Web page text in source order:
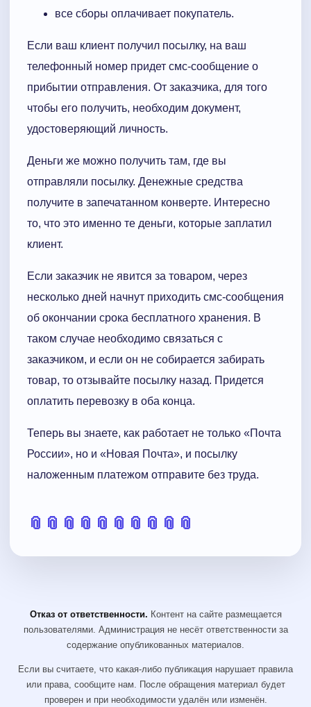
все сборы оплачивает покупатель.
Если ваш клиент получил посылку, на ваш
телефонный номер придет смс-сообщение о
прибытии отправления. От заказчика, для того
чтобы его получить, необходим документ,
удостоверяющий личность.
Деньги же можно получить там, где вы
отправляли посылку. Денежные средства
получите в запечатанном конверте. Интересно
то, что это именно те деньги, которые заплатил
клиент.
Если заказчик не явится за товаром, через
несколько дней начнут приходить смс-сообщения
об окончании срока бесплатного хранения. В
таком случае необходимо связаться с
заказчиком, и если он не собирается забирать
товар, то отзывайте посылку назад. Придется
оплатить перевозку в оба конца.
Теперь вы знаете, как работает не только «Почта
России», но и «Новая Почта», и посылку
наложенным платежом отправите без труда.
📎 📎 📎 📎 📎 📎 📎 📎 📎 📎
Отказ от ответственности. Контент на сайте размещается
пользователями. Администрация не несёт ответственности за
содержание опубликованных материалов.
Если вы считаете, что какая-либо публикация нарушает правила
или права, сообщите нам. После обращения материал будет
проверен и при необходимости удалён или изменён.